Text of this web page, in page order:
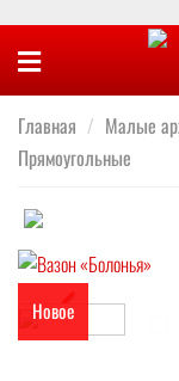
content
Главная / Малые
Прямоугольные
Новое